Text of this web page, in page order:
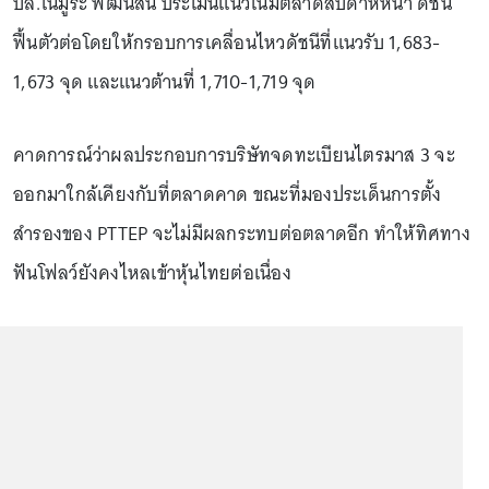
ฟื้นตัวต่อโดยให้กรอบการเคลื่อนไหวดัชนีที่แนวรับ 1,683-
1,673 จุด และแนวต้านที่ 1,710-1,719 จุด
คาดการณ์ว่าผลประกอบการบริษัทจดทะเบียนไตรมาส 3 จะ
ออกมาใกล้เคียงกับที่ตลาดคาด ขณะที่มองประเด็นการตั้ง
สำรองของ PTTEP จะไม่มีผลกระทบต่อตลาดอีก ทำให้ทิศทาง
ฟันโฟลว์ยังคงไหลเข้าหุ้นไทยต่อเนื่อง